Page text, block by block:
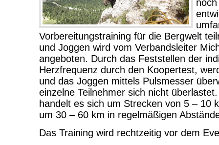
Vorbereitungstraining für die Bergwelt
und Joggen wird vom Verbandsleiter
angeboten. Durch das Feststellen der
Herzfrequenz durch den Koopertest,
und das Joggen mittels Pulsmesser
einzelne Teilnehmer sich nicht
handelt es sich um Strecken von 5 – 10
um 30 – 60 km in regelmäßigen
Das Training wird rechtzeitig vor dem